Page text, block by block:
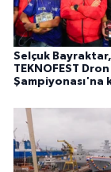
Selçuk Bayraktar,
TEKNOFEST Dron
Şampiyonası'na